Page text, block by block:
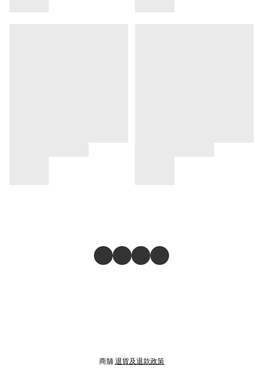
商舖 退貨及退款政策